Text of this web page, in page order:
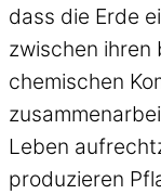
dass die Erde
zwischen ihren
chemischen
Leben
produzieren